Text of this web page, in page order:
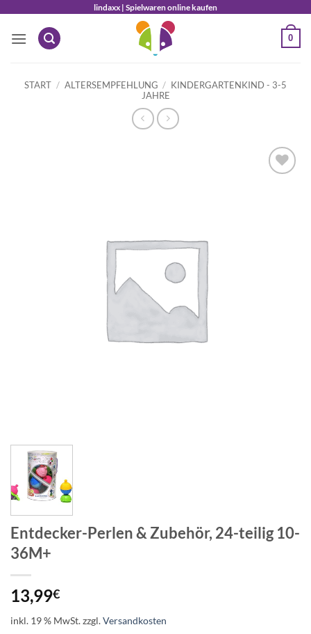
springen
lindaxx | Spielwaren online kaufen
0
START / ALTERSEMPFEHLUNG / KINDERGARTENKIND - 3-5
JAHRE
Entdecker-Perlen & Zubehör, 24-teilig 10-
36M+
13,99€
inkl. 19 % MwSt.zzgl.Versandkosten